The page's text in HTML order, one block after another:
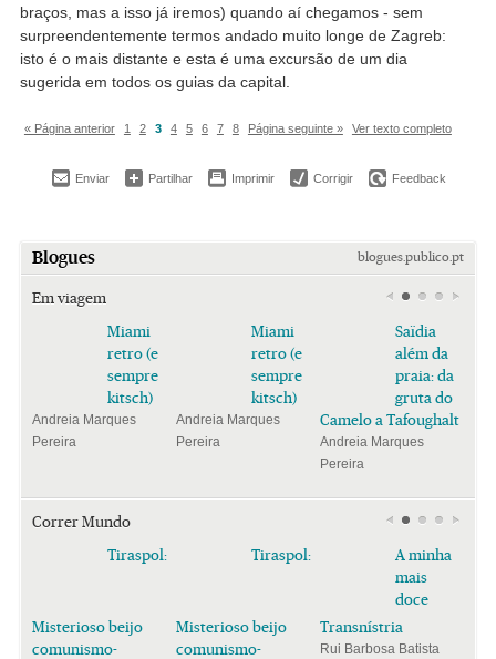
braços, mas a isso já iremos) quando aí chegamos - sem
surpreendentemente termos andado muito longe de Zagreb:
isto é o mais distante e esta é uma excursão de um dia
sugerida em todos os guias da capital.
« Página anterior 1 2 3 4 5 6 7 8 Página seguinte » Ver texto completo
Enviar Partilhar Imprimir Corrigir Feedback
Blogues blogues.publico.pt
Em viagem
Miami
retro (e
sempre
kitsch)
Andreia Marques
Pereira
Miami
retro (e
sempre
kitsch)
Andreia Marques
Pereira
Saïdia
além da
praia: da
gruta do
Camelo a Tafoughalt
Andreia Marques
Pereira
Correr Mundo
Tiraspol:
Misterioso beijo
comunismo-
Tiraspol:
Misterioso beijo
comunismo-
A minha
mais
doce
Transnístria
Rui Barbosa Batista